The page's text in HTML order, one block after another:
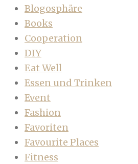
Blogosphäre
Books
Cooperation
DIY
Eat Well
Essen und Trinken
Event
Fashion
Favoriten
Favourite Places
Fitness